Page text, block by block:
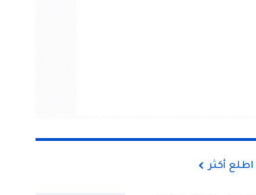
اطلع أكثر